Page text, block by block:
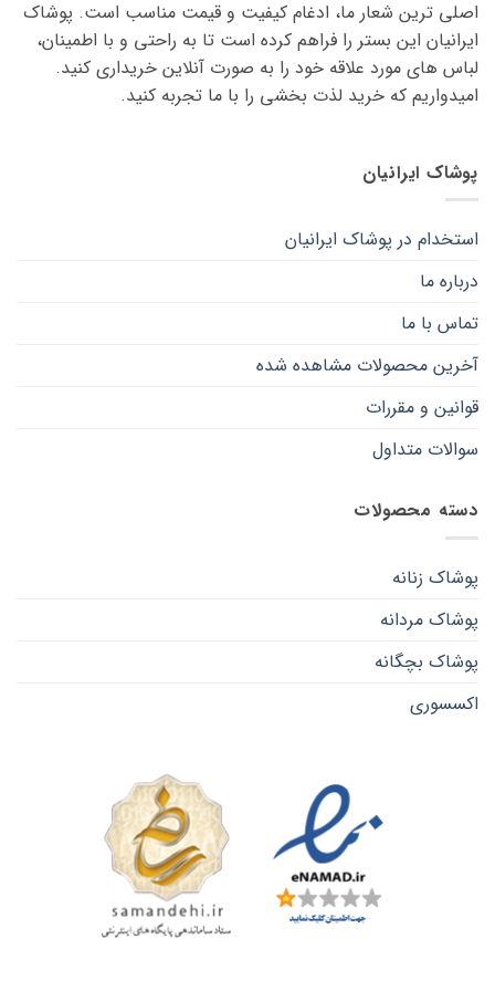
باشد.
گزینه
ها
ممکن
است
محصول
انتخاب
باشد.
گزینه
ممکن
است
اصلی ترین شعار ما، ادغام کیفیت و قیمت مناسب است. پوشاک
ایرانیان این بستر را فراهم کرده است تا به راحتی و با اطمینان،
لباس های مورد علاقه ‌خود را به صورت آنلاین خریداری کنید.
امیدواریم که خرید لذت ‌بخشی را با ما تجربه کنید.
پوشاک ایرانیان
استخدام در پوشاک ایرانیان
درباره ما
تماس با ما
آخرین محصولات مشاهده شده
قوانین و مقررات
سوالات متداول
دسته محصولات
پوشاک زنانه
پوشاک مردانه
پوشاک بچگانه
اکسسوری